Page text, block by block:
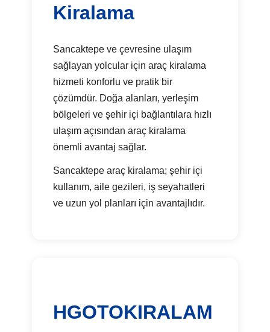
Kiralama
Sancaktepe ve çevresine ulaşım
sağlayan yolcular için araç kiralama
hizmeti konforlu ve pratik bir
çözümdür. Doğa alanları, yerleşim
bölgeleri ve şehir içi bağlantılara hızlı
ulaşım açısından araç kiralama
önemli avantaj sağlar.
Sancaktepe araç kiralama; şehir içi
kullanım, aile gezileri, iş seyahatleri
ve uzun yol planları için avantajlıdır.
HGOTOKIRALAM